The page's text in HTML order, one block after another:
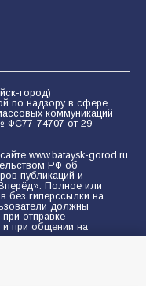
город)
по надзору в сфере
коммуникаций
ФС77-74707 от 29
www.bataysk-gorod.ru
РФ об
публикаций и
Полное или
без гиперссылки на
должны
отправке
и при общении на
информации
с помощью